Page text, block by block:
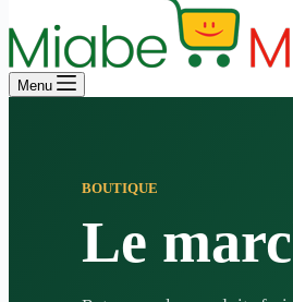
Menu
BOUTIQUE
Le